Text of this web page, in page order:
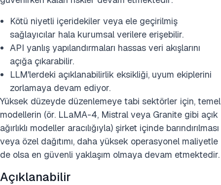
Kötü niyetli içeridekiler veya ele geçirilmiş
sağlayıcılar hala kurumsal verilere erişebilir.
API yanlış yapılandırmaları hassas veri akışlarını
açığa çıkarabilir.
LLM'lerdeki açıklanabilirlik eksikliği, uyum ekiplerini
zorlamaya devam ediyor.
Yüksek düzeyde düzenlemeye tabi sektörler için, temel
modellerin (ör. LLaMA-4, Mistral veya Granite gibi açık
ağırlıklı modeller aracılığıyla) şirket içinde barındırılması
veya özel dağıtımı, daha yüksek operasyonel maliyetle
de olsa en güvenli yaklaşım olmaya devam etmektedir.
Açıklanabilir